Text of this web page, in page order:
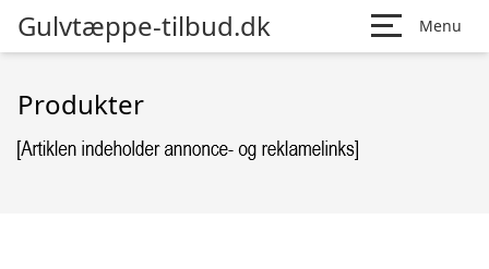
Gulvtæppe-tilbud.dk Menu
Produkter